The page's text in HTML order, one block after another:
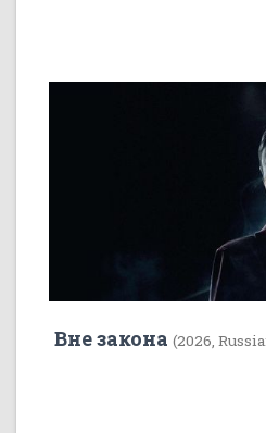
Вне закона (2026,